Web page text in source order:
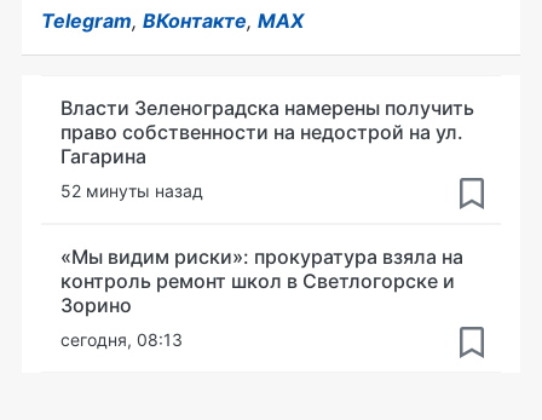
Telegram, ВКонтакте, MAX
Власти Зеленоградска намерены получить
право собственности на недострой на ул.
Гагарина
52 минуты назад
«Мы видим риски»: прокуратура взяла на
контроль ремонт школ в Светлогорске и
Зорино
сегодня, 08:13